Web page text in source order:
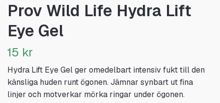
Prov Wild Life Hydra Lift
Eye Gel
15 kr
Hydra Lift Eye Gel ger omedelbart intensiv fukt till den
känsliga huden runt ögonen. Jämnar synbart ut fina
linjer och motverkar mörka ringar under ögonen.